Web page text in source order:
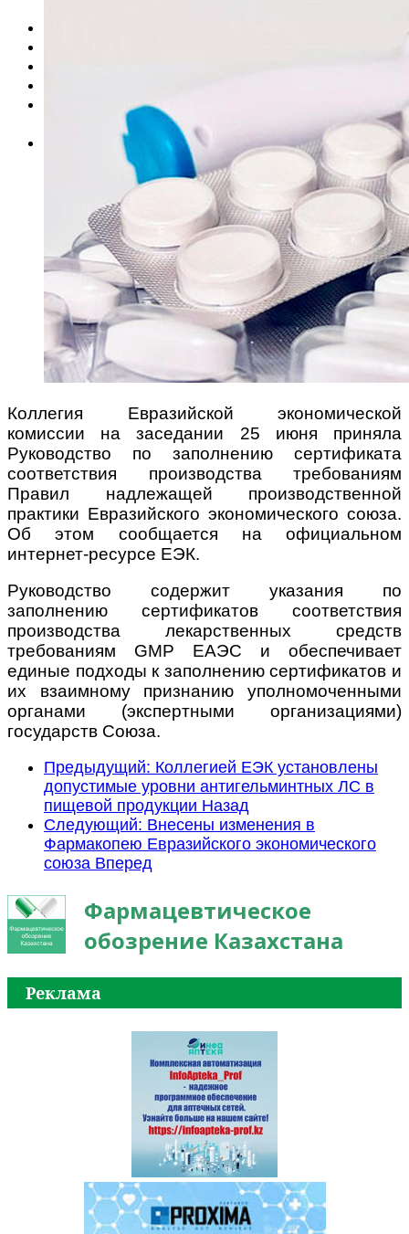
Объявления
Вакансии
Об издании
О редакции
Контакты
Подписка
Коллегия Евразийской экономической
комиссии на заседании 25 июня приняла
Руководство по заполнению сертификата
соответствия производства требованиям
Правил надлежащей производственной
практики Евразийского экономического союза.
Об этом сообщается на официальном
интернет-ресурсе ЕЭК.
Руководство содержит указания по
заполнению сертификатов соответствия
производства лекарственных средств
требованиям GMP ЕАЭС и обеспечивает
единые подходы к заполнению сертификатов и
их взаимному признанию уполномоченными
органами (экспертными организациями)
государств Союза.
Предыдущий: Коллегией ЕЭК установлены
допустимые уровни антигельминтных ЛС в
пищевой продукции Назад
Следующий: Внесены изменения в
Фармакопею Евразийского экономического
союза Вперед
Фармацевтическое
обозрение Казахстана
Реклама